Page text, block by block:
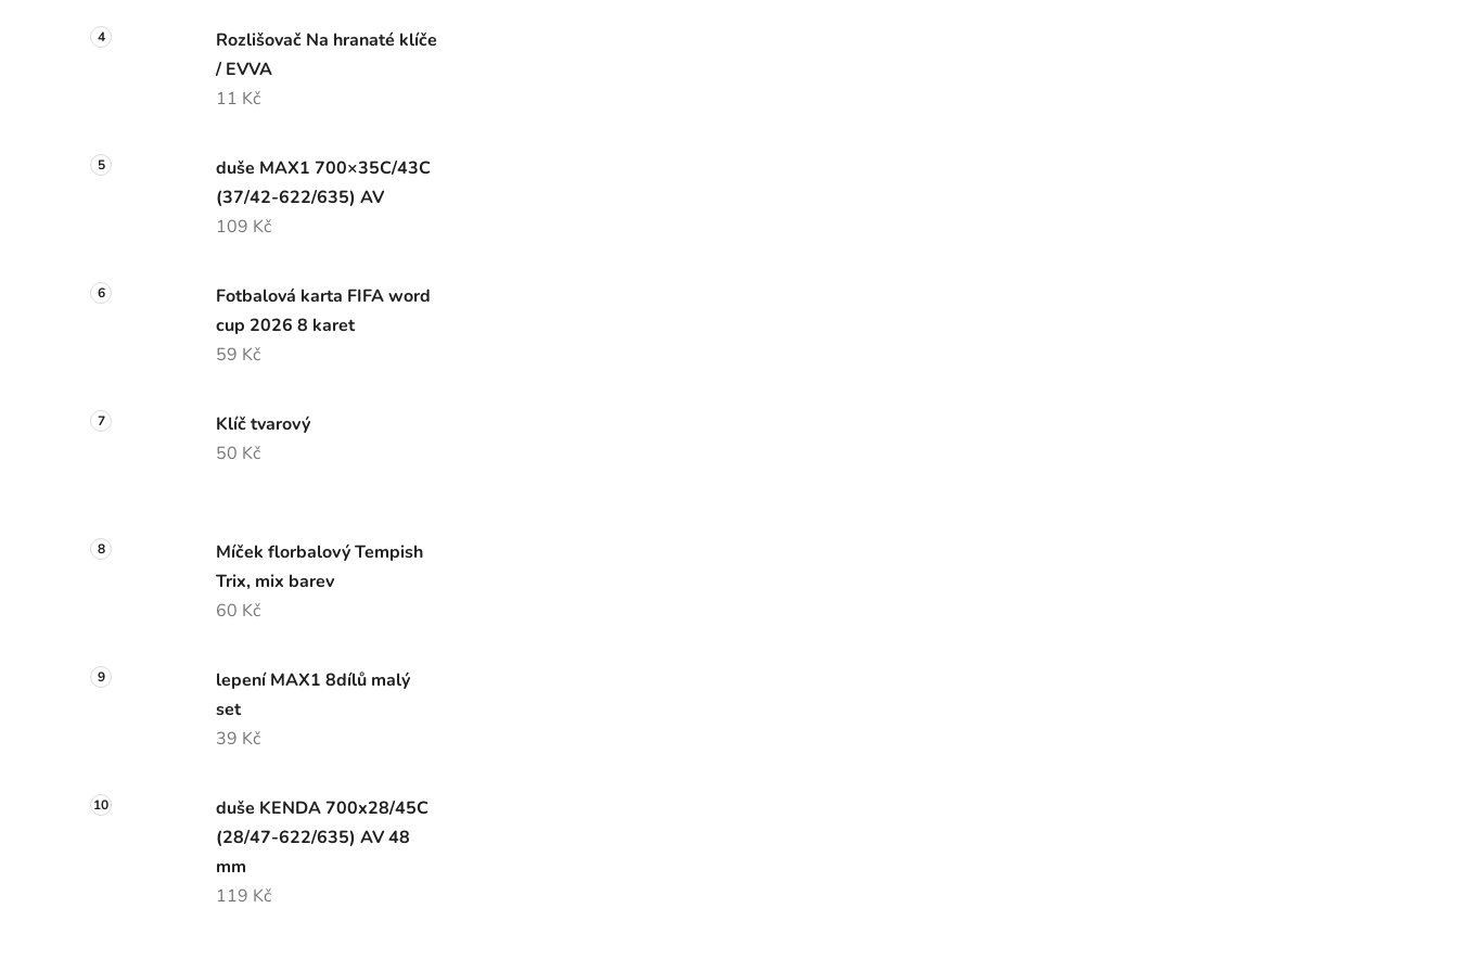
Rozlišovač Na hranaté klíče
/ EVVA
11 Kč
duše MAX1 700×35C/43C
(37/42-622/635) AV
109 Kč
Fotbalová karta FIFA word
cup 2026 8 karet
59 Kč
Klíč tvarový
50 Kč
Míček florbalový Tempish
Trix, mix barev
60 Kč
lepení MAX1 8dílů malý
set
39 Kč
duše KENDA 700x28/45C
(28/47-622/635) AV 48
mm
119 Kč